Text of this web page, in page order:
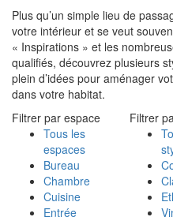
Plus qu’un simple lieu de
votre intérieur et se veut
« Inspirations » et les
qualifiés, découvrez plusieurs
plein d’idées pour aménager
dans votre habitat.
Filtrer par espace
Tous les
espaces
Bureau
Chambre
Cuisine
Entrée
Filtrer